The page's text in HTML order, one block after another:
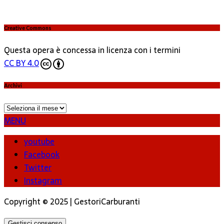
Creative Commons
Questa opera è concessa in licenza con i termini
CC BY 4.0
Archivi
Archivi
MENU
youtube
Facebook
Twitter
Instagram
Copyright © 2025 | GestoriCarburanti